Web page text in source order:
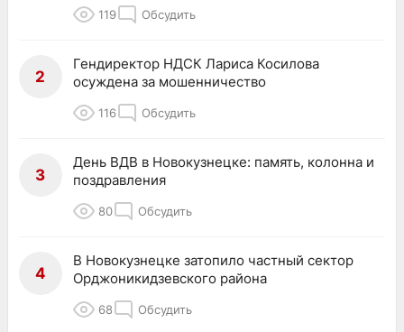
119 Обсудить
2
Гендиректор НДСК Лариса Косилова
осуждена за мошенничество
116 Обсудить
3
День ВДВ в Новокузнецке: память, колонна и
поздравления
80 Обсудить
4
В Новокузнецке затопило частный сектор
Орджоникидзевского района
68 Обсудить